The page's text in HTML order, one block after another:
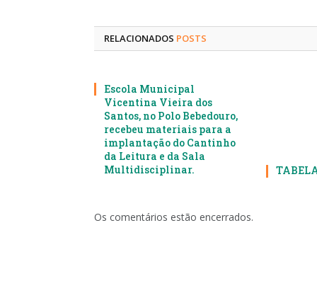
RELACIONADOS POSTS
Escola Municipal
Vicentina Vieira dos
Santos, no Polo Bebedouro,
recebeu materiais para a
implantação do Cantinho
da Leitura e da Sala
Multidisciplinar.
Os comentários estão encerrados.